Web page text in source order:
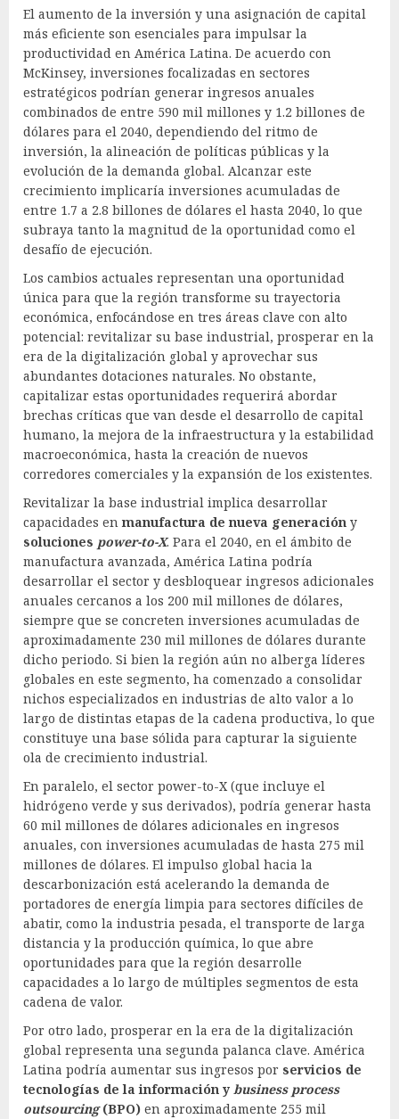
El aumento de la inversión y una asignación de capital
más eficiente son esenciales para impulsar la
productividad en América Latina. De acuerdo con
McKinsey, inversiones focalizadas en sectores
estratégicos podrían generar ingresos anuales
combinados de entre 590 mil millones y 1.2 billones de
dólares para el 2040, dependiendo del ritmo de
inversión, la alineación de políticas públicas y la
evolución de la demanda global. Alcanzar este
crecimiento implicaría inversiones acumuladas de
entre 1.7 a 2.8 billones de dólares el hasta 2040, lo que
subraya tanto la magnitud de la oportunidad como el
desafío de ejecución.
Los cambios actuales representan una oportunidad
única para que la región transforme su trayectoria
económica, enfocándose en tres áreas clave con alto
potencial: revitalizar su base industrial, prosperar en la
era de la digitalización global y aprovechar sus
abundantes dotaciones naturales. No obstante,
capitalizar estas oportunidades requerirá abordar
brechas críticas que van desde el desarrollo de capital
humano, la mejora de la infraestructura y la estabilidad
macroeconómica, hasta la creación de nuevos
corredores comerciales y la expansión de los existentes.
Revitalizar la base industrial implica desarrollar
capacidades en manufactura de nueva generación y
soluciones power-to-X. Para el 2040, en el ámbito de
manufactura avanzada, América Latina podría
desarrollar el sector y desbloquear ingresos adicionales
anuales cercanos a los 200 mil millones de dólares,
siempre que se concreten inversiones acumuladas de
aproximadamente 230 mil millones de dólares durante
dicho periodo. Si bien la región aún no alberga líderes
globales en este segmento, ha comenzado a consolidar
nichos especializados en industrias de alto valor a lo
largo de distintas etapas de la cadena productiva, lo que
constituye una base sólida para capturar la siguiente
ola de crecimiento industrial.
En paralelo, el sector power-to-X (que incluye el
hidrógeno verde y sus derivados), podría generar hasta
60 mil millones de dólares adicionales en ingresos
anuales, con inversiones acumuladas de hasta 275 mil
millones de dólares. El impulso global hacia la
descarbonización está acelerando la demanda de
portadores de energía limpia para sectores difíciles de
abatir, como la industria pesada, el transporte de larga
distancia y la producción química, lo que abre
oportunidades para que la región desarrolle
capacidades a lo largo de múltiples segmentos de esta
cadena de valor.
Por otro lado, prosperar en la era de la digitalización
global representa una segunda palanca clave. América
Latina podría aumentar sus ingresos por servicios de
tecnologías de la información y business process
outsourcing(BPO) en aproximadamente 255 mil